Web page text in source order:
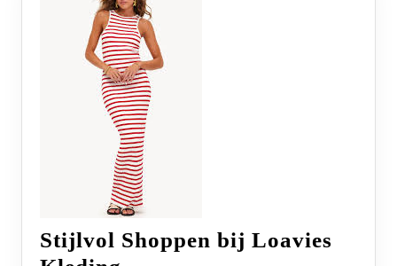
Stijlvol Shoppen bij Loavies